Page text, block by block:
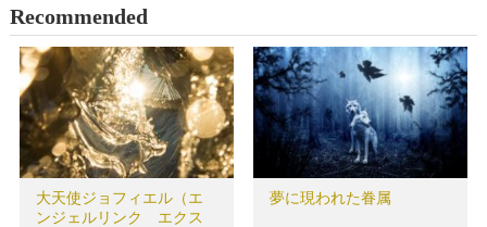
Recommended
大天使ジョフィエル（エ
ンジェルリンク エクス
夢に現われた眷属